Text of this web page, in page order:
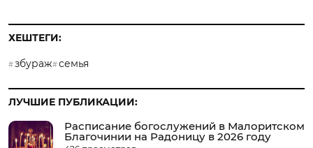
ХЕШТЕГИ:
збураж семья
ЛУЧШИЕ ПУБЛИКАЦИИ:
Расписание богослужений в Малоритском
Благочинии на Радоницу в 2026 году